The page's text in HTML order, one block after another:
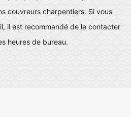
couvreurs charpentiers. Si vous
il est recommandé de le contacter
heures de bureau.